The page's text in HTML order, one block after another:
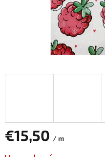
€15,50 / m